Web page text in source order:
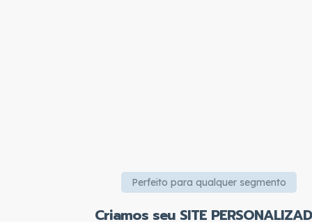
Perfeito para qualquer segmento
Criamos seu SITE